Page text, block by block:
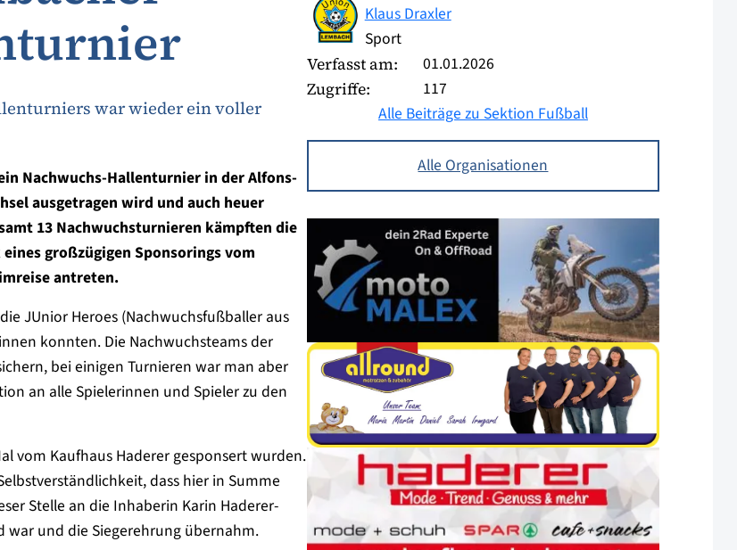
war wieder ein voller
Nachwuchs-Hallenturnier in der Alfons-
ausgetragen wird und auch heuer
13 Nachwuchsturnieren kämpften die
großzügigen Sponsorings vom
antreten.
JUnior Heroes (Nachwuchsfußballer aus
konnten. Die Nachwuchsteams der
bei einigen Turnieren war man aber
an alle Spielerinnen und Spieler zu den
vom Kaufhaus Haderer gesponsert wurden.
dass hier in Summe
Stelle an die Inhaberin Karin Haderer-
war und die Siegerehrung übernahm.
Klaus Draxler
Sport
Verfasst am: 01.01.2026
Zugriffe:
117
Alle Beiträge zu Sektion Fußball
Alle Organisationen